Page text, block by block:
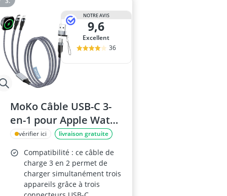
NOTRE AVIS
9,6
Excellent
36
MoKo Câble USB-C 3-
en-1 pour Apple Watch
et iPhone/iPad, 1,2 m,
Gris
vérifier ici livraison gratuite
Compatibilité : ce câble de
charge 3 en 2 permet de
charger simultanément trois
appareils grâce à trois